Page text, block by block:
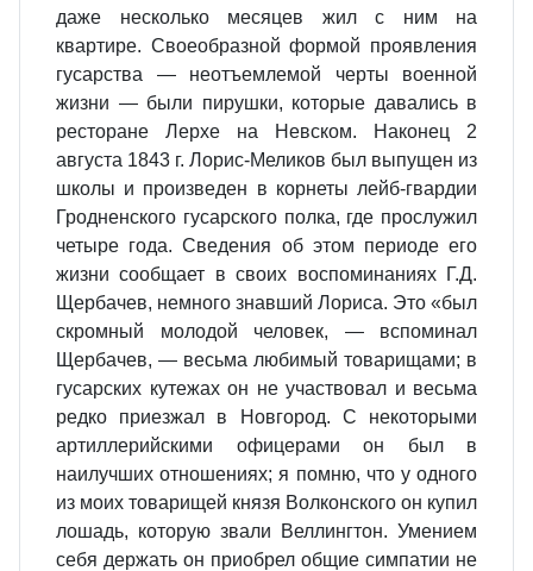
даже несколько месяцев жил с ним на
квартире. Своеобразной формой проявления
гусарства — неотъемлемой черты военной
жизни — были пирушки, которые давались в
ресторане Лерхе на Невском. Наконец 2
августа 1843 г. Лорис-Меликов был выпущен из
школы и произведен в корнеты лейб-гвардии
Гродненского гусарского полка, где прослужил
четыре года. Сведения об этом периоде его
жизни сообщает в своих воспоминаниях Г.Д.
Щербачев, немного знавший Лориса. Это «был
скромный молодой человек, — вспоминал
Щербачев, — весьма любимый товарищами; в
гусарских кутежах он не участвовал и весьма
редко приезжал в Новгород. С некоторыми
артиллерийскими офицерами он был в
наилучших отношениях; я помню, что у одного
из моих товарищей князя Волконского он купил
лошадь, которую звали Веллингтон. Умением
себя держать он приобрел общие симпатии не